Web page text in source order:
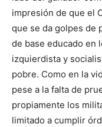
impresión de que el
que se da golpes de
de base educado en
izquierdista y
po­bre. Como en la
pese a la falta de
propiamente los
limitado a cumplir